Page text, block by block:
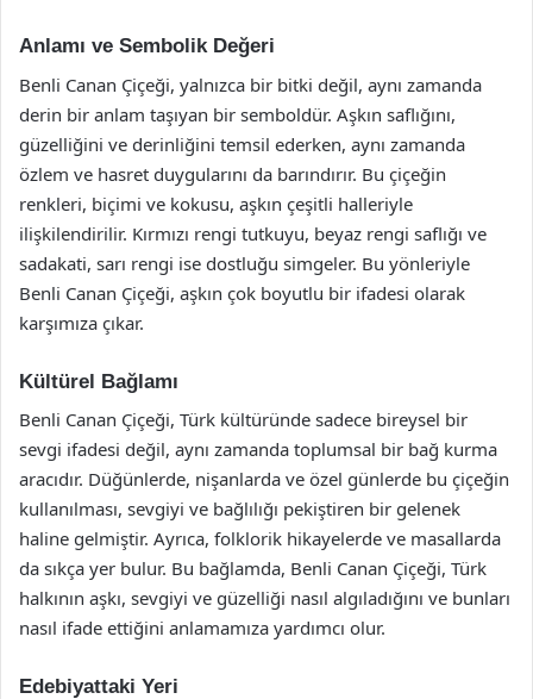
Anlamı ve Sembolik Değeri
Benli Canan Çiçeği, yalnızca bir bitki değil, aynı zamanda
derin bir anlam taşıyan bir semboldür. Aşkın saflığını,
güzelliğini ve derinliğini temsil ederken, aynı zamanda
özlem ve hasret duygularını da barındırır. Bu çiçeğin
renkleri, biçimi ve kokusu, aşkın çeşitli halleriyle
ilişkilendirilir. Kırmızı rengi tutkuyu, beyaz rengi saflığı ve
sadakati, sarı rengi ise dostluğu simgeler. Bu yönleriyle
Benli Canan Çiçeği, aşkın çok boyutlu bir ifadesi olarak
karşımıza çıkar.
Kültürel Bağlamı
Benli Canan Çiçeği, Türk kültüründe sadece bireysel bir
sevgi ifadesi değil, aynı zamanda toplumsal bir bağ kurma
aracıdır. Düğünlerde, nişanlarda ve özel günlerde bu çiçeğin
kullanılması, sevgiyi ve bağlılığı pekiştiren bir gelenek
haline gelmiştir. Ayrıca, folklorik hikayelerde ve masallarda
da sıkça yer bulur. Bu bağlamda, Benli Canan Çiçeği, Türk
halkının aşkı, sevgiyi ve güzelliği nasıl algıladığını ve bunları
nasıl ifade ettiğini anlamamıza yardımcı olur.
Edebiyattaki Yeri